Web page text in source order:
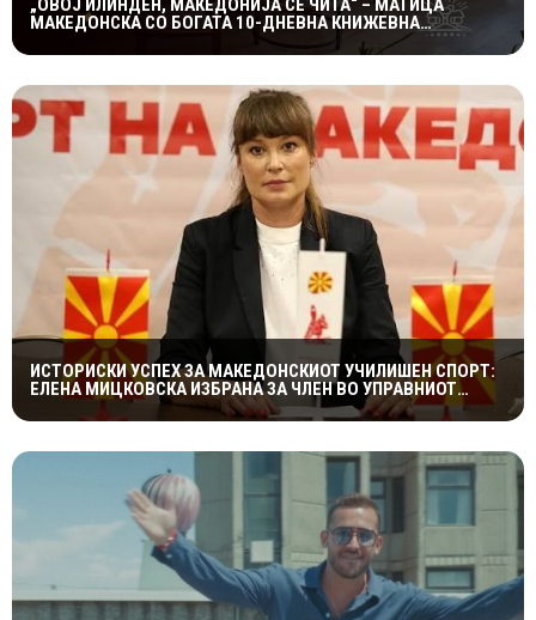
„ОВОЈ ИЛИНДЕН, МАКЕДОНИЈА СЕ ЧИТА“ – МАТИЦА
МАКЕДОНСКА СО БОГАТА 10-ДНЕВНА КНИЖЕВНА
ИСТОРИСКИ УСПЕХ ЗА МАКЕДОНСКИОТ УЧИЛИШЕН СПОРТ:
ЕЛЕНА МИЦКОВСКА ИЗБРАНА ЗА ЧЛЕН ВО УПРАВНИОТ
ОДБОР НА СВЕТСКАТА ФЕДЕРАЦИЈА НА УЧИЛИШНИ
СПОРТОВИ